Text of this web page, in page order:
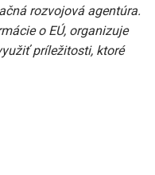
rozvojová agentúra.
o EÚ, organizuje
príležitosti, ktoré